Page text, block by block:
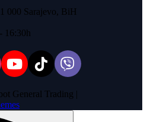
000 Sarajevo, BiH
16:30h
General Trading |